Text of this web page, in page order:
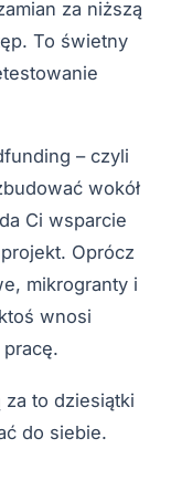
za niższą
To świetny
– czyli
wokół
Ci wsparcie
Oprócz
mikrogranty i
wnosi
za to dziesiątki
do siebie.